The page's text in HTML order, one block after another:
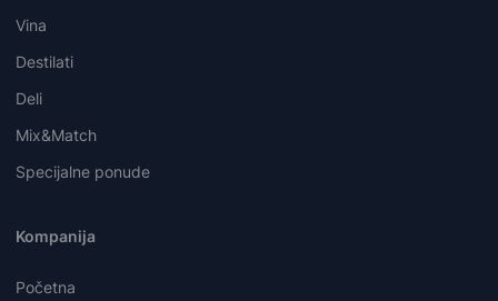
Vina
Destilati
Deli
Mix&Match
Specijalne ponude
Kompanija
Početna